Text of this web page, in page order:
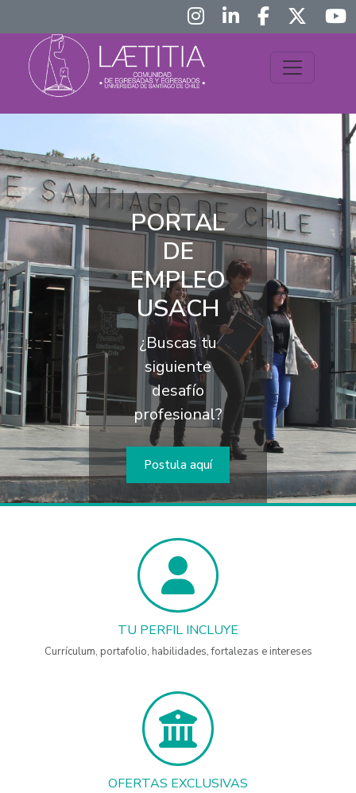
PORTAL
DE
EMPLEO
USACH
¿Buscas tu
siguiente
desafío
profesional?
Postula aquí
TU PERFIL INCLUYE
Currículum, portafolio, habilidades, fortalezas e intereses
OFERTAS EXCLUSIVAS